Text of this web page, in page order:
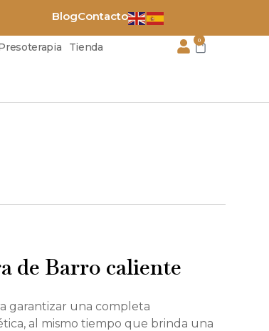
BlogContacto
Tienda
0
Carrito
de Barro caliente
garantizar una completa
al mismo tiempo que brinda una